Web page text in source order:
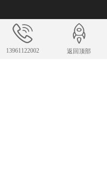
13961122002 返回顶部